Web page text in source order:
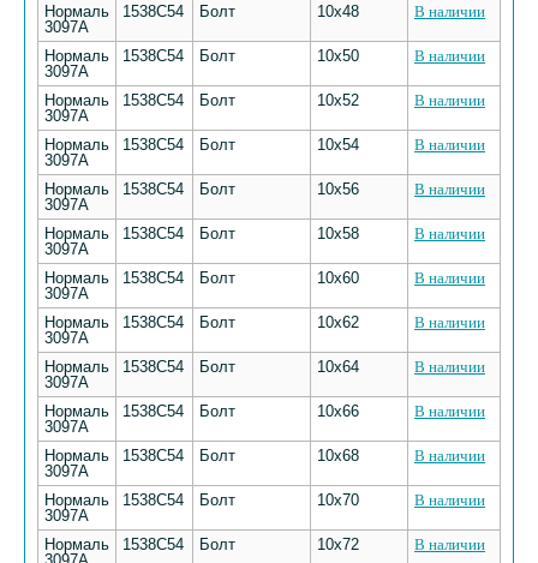
Нормаль
3097А
1538С54 Болт 10х48 В наличии
Нормаль
3097А
1538С54 Болт 10х50 В наличии
Нормаль
3097А
1538С54 Болт 10х52 В наличии
Нормаль
3097А
1538С54 Болт 10х54 В наличии
Нормаль
3097А
1538С54 Болт 10х56 В наличии
Нормаль
3097А
1538С54 Болт 10х58 В наличии
Нормаль
3097А
1538С54 Болт 10х60 В наличии
Нормаль
3097А
1538С54 Болт 10х62 В наличии
Нормаль
3097А
1538С54 Болт 10х64 В наличии
Нормаль
3097А
1538С54 Болт 10х66 В наличии
Нормаль
3097А
1538С54 Болт 10х68 В наличии
Нормаль
3097А
1538С54 Болт 10х70 В наличии
Нормаль
1538С54 Болт 10х72 В наличии